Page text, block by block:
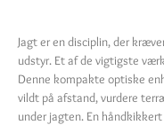
Jagt er en disciplin, der
udstyr. Et af de vigtigste
Denne kompakte optiske
vildt på afstand, vurdere
under jagten. En